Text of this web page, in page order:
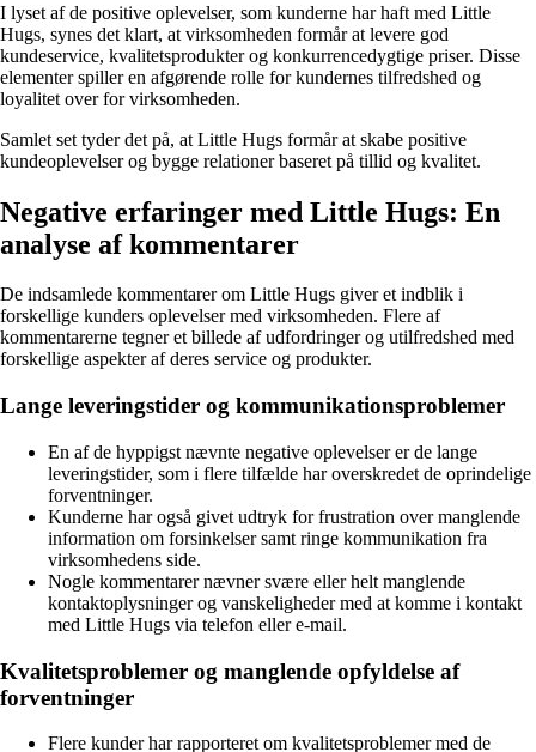
I lyset af de positive oplevelser, som kunderne har haft med Little
Hugs, synes det klart, at virksomheden formår at levere god
kundeservice, kvalitetsprodukter og konkurrencedygtige priser. Disse
elementer spiller en afgørende rolle for kundernes tilfredshed og
loyalitet over for virksomheden.
Samlet set tyder det på, at Little Hugs formår at skabe positive
kundeoplevelser og bygge relationer baseret på tillid og kvalitet.
Negative erfaringer med Little Hugs: En
analyse af kommentarer
De indsamlede kommentarer om Little Hugs giver et indblik i
forskellige kunders oplevelser med virksomheden. Flere af
kommentarerne tegner et billede af udfordringer og utilfredshed med
forskellige aspekter af deres service og produkter.
Lange leveringstider og kommunikationsproblemer
En af de hyppigst nævnte negative oplevelser er de lange
leveringstider, som i flere tilfælde har overskredet de oprindelige
forventninger.
Kunderne har også givet udtryk for frustration over manglende
information om forsinkelser samt ringe kommunikation fra
virksomhedens side.
Nogle kommentarer nævner svære eller helt manglende
kontaktoplysninger og vanskeligheder med at komme i kontakt
med Little Hugs via telefon eller e-mail.
Kvalitetsproblemer og manglende opfyldelse af
forventninger
Flere kunder har rapporteret om kvalitetsproblemer med de